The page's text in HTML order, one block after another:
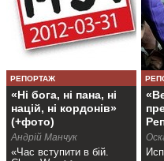
РЕПОРТАЖ
«Ні бога, ні пана, ні
націй, ні кордонів»
(+фото)
Андрій Манчук
«Час вступити в бій.